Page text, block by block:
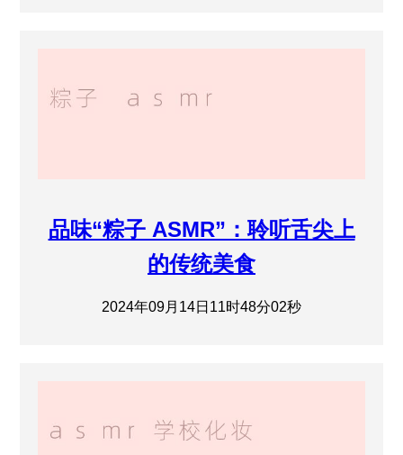
品味“粽子 ASMR”：聆听舌尖上
的传统美食
2024年09月14日11时48分02秒